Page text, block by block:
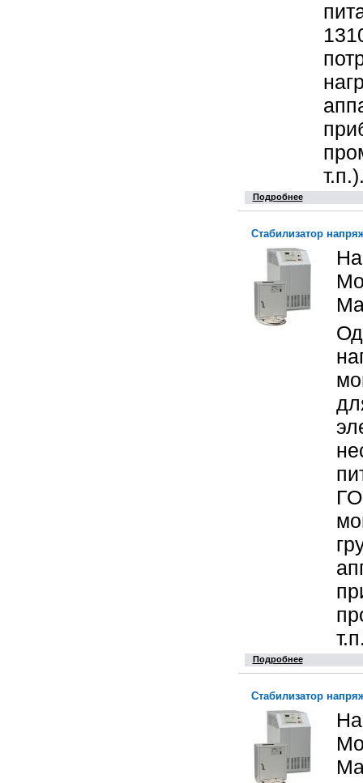
Подробнее
Стабилизатор
Подробнее
Стабилизатор